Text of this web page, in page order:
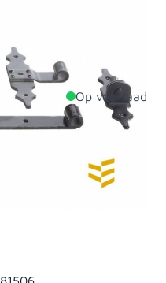
gepoedercoat.
Op voorraad